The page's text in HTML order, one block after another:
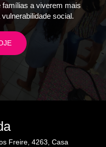
a viverem mais
social.
Freire, 4263, Casa